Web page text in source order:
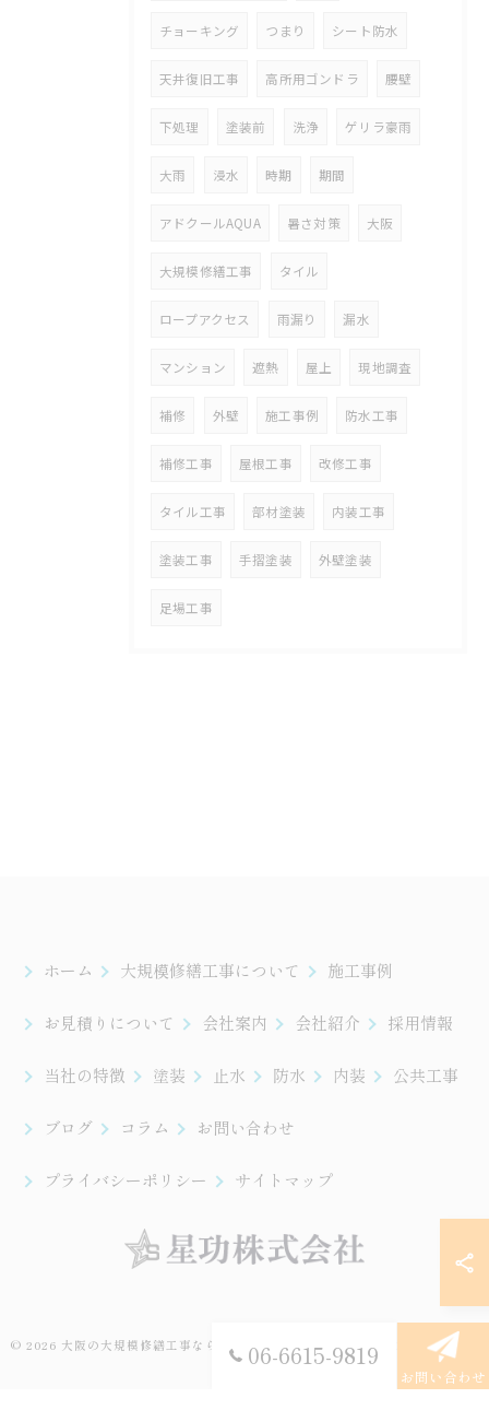
チョーキング つまり シート防水
天井復旧工事 高所用ゴンドラ 腰壁
下処理 塗装前 洗浄 ゲリラ豪雨
大雨 浸水 時期 期間
アドクールAQUA 暑さ対策 大阪
大規模修繕工事 タイル
ロープアクセス 雨漏り 漏水
マンション 遮熱 屋上 現地調査
補修 外壁 施工事例 防水工事
補修工事 屋根工事 改修工事
タイル工事 部材塗装 内装工事
塗装工事 手摺塗装 外壁塗装
足場工事
06-6615-9819
お問い合わせ
ホーム 大規模修繕工事について 施工事例
お見積りについて 会社案内 会社紹介 採用情報
当社の特徴 塗装 止水 防水 内装 公共工事
ブログ コラム お問い合わせ
プライバシーポリシー サイトマップ
© 2026 大阪の大規模修繕工事なら星功株式会社 ALL RIGHTS RESERVED.